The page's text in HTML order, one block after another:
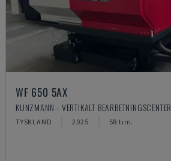
WF 650 5AX
KUNZMANN - VERTIKALT BEARBETNINGSCENTER
TYSKLAND 2025 58 tim.